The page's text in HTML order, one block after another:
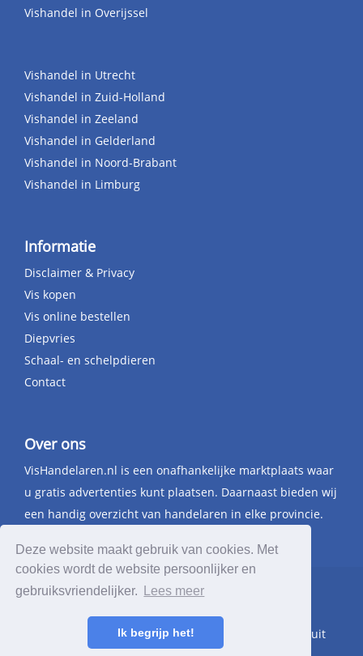
Deze website maakt gebruik van cookies. Met
cookies wordt de website persoonlijker en
gebruiksvriendelijker.
Lees meer
Ik begrijp het!
Vishandel in Overijssel
Vishandel in Utrecht
Vishandel in Zuid-Holland
Vishandel in Zeeland
Vishandel in Gelderland
Vishandel in Noord-Brabant
Vishandel in Limburg
Informatie
Disclaimer & Privacy
Vis kopen
Vis online bestellen
Diepvries
Schaal- en schelpdieren
Contact
Over ons
VisHandelaren.nl is een onafhankelijke marktplaats waar
u gratis advertenties kunt plaatsen. Daarnaast bieden wij
een handig overzicht van handelaren in elke provincie.
© 2026 VisHandelaren.nl - deze domeinnaam
(www.vishandelaren.nl) staat te koop. Breng uw bod uit
info@vishandelaren.nl.